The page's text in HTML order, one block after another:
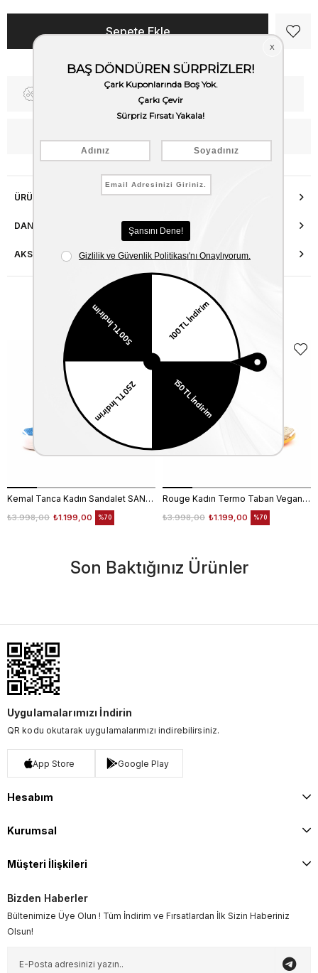
ÜRÜN ÖZELLIKLERI
DANIŞMA HATTI
AKSESUAR ONARIMI
Benzer Ürünler
Kemal Tanca Kadın Sandalet SANDALET
₺1.199,00
₺3.998,00 %70
Rouge Kadın Termo Taban Vegan Cırt Bantlı Bej Sandalet 1001
₺1.199,00
₺3.998,00 %70
Son Baktığınız Ürünler
Uygulamalarımızı İndirin
QR kodu okutarak uygulamalarımızı indirebilirsiniz.
App Store Google Play
Hesabım
Kurumsal
Müşteri İlişkileri
Bizden Haberler
Bültenimize Üye Olun ! Tüm İndirim ve Fırsatlardan İlk Sizin Haberiniz
Olsun!